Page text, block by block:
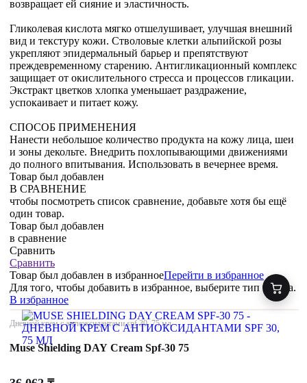
возвращает ей сияние и эластичность.
Гликолевая кислота мягко отшелушивает, улучшая внешний
вид и текстуру кожи. Стволовые клетки альпийской розы
укрепляют эпидермальный барьер и препятствуют
преждевременному старению. Антигликационный комплекс
защищает от окислительного стресса и процессов гликации.
Экстракт цветков хлопка уменьшает раздражение,
успокаивает и питает кожу.
СПОСОБ ПРИМЕНЕНИЯ
Нанести небольшое количество продукта на кожу лица, шеи
и зоны декольте. Внедрить похлопывающими движениями
до полного впитывания. Использовать в вечернее время.
Товар был добавлен
В СРАВНЕНИЕ
чтобы посмотреть список сравнение, добавьте хотя бы ещё
один товар.
Товар был добавлен
в сравнение
Сравнить
Сравнить
Товар был добавлен в избранноеПерейти в избранное
Для того, чтобы добавить в избранное, выберите тип товара.
В избранное
Дневной крем с антиоксидантами spf 30, 75 мл
Muse Shielding DAY Cream Spf-30 75